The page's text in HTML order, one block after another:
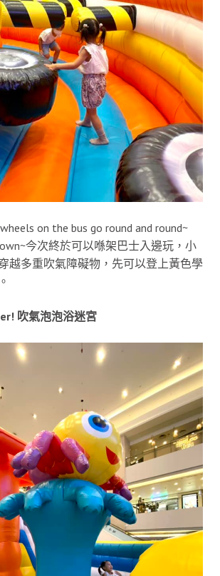
on the bus go round and round~
今次終於可以喺架巴士入邊玩，小
越多重吹氣障礙物，先可以登上黃色學
吹氣泡泡浴迷宮